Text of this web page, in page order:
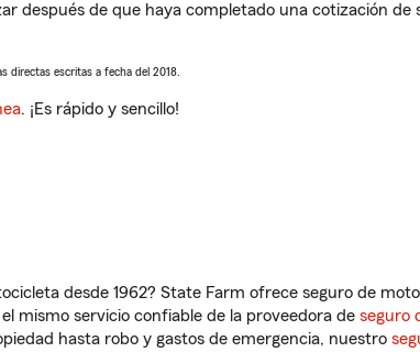
después de que haya completado una cotización de
directas escritas a fecha del 2018.
. ¡Es rápido y sencillo!
desde 1962? State Farm ofrece seguro de
mismo servicio confiable de la proveedora de seguro
hasta robo y gastos de emergencia, nuestro